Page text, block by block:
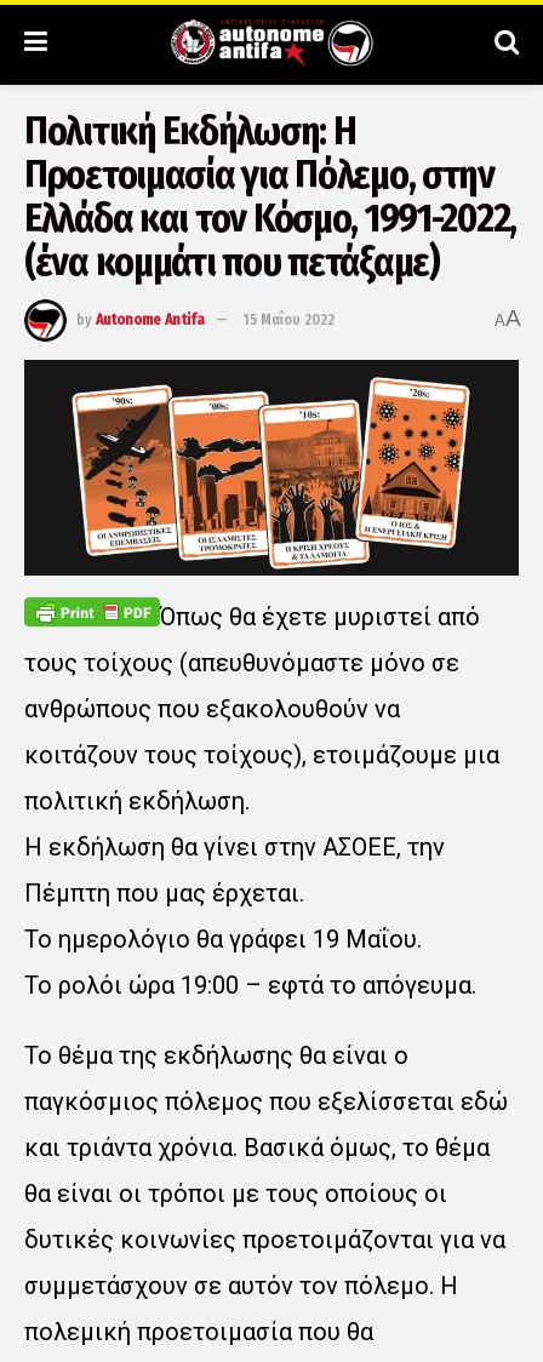
Πολιτική Εκδήλωση: Η
Προετοιμασία για Πόλεμο, στην
Ελλάδα και τον Κόσμο, 1991-2022,
(ένα κομμάτι που πετάξαμε)
by Autonome Antifa 15 Μαΐου 2022 AA
Όπως θα έχετε μυριστεί από
τους τοίχους (απευθυνόμαστε μόνο σε
ανθρώπους που εξακολουθούν να
κοιτάζουν τους τοίχους), ετοιμάζουμε μια
πολιτική εκδήλωση.
Η εκδήλωση θα γίνει στην ΑΣΟΕΕ, την
Πέμπτη που μας έρχεται.
Το ημερολόγιο θα γράφει 19 Μαΐου.
Το ρολόι ώρα 19:00 – εφτά το απόγευμα.
Το θέμα της εκδήλωσης θα είναι ο
παγκόσμιος πόλεμος που εξελίσσεται εδώ
και τριάντα χρόνια. Βασικά όμως, το θέμα
θα είναι οι τρόποι με τους οποίους οι
δυτικές κοινωνίες προετοιμάζονται για να
συμμετάσχουν σε αυτόν τον πόλεμο. Η
πολεμική προετοιμασία που θα